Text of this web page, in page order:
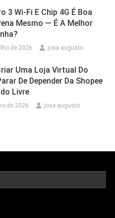
3 Wi‑Fi E Chip 4G É Boa
Mesmo — É A Melhor
de 2026 jose augusto
Uma Loja Virtual Do
De Depender Da Shopee
Livre
de 2026 jose augusto